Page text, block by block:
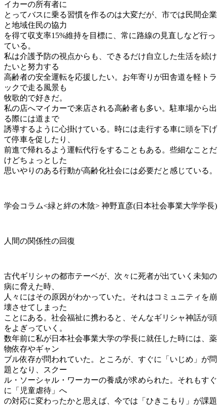
イカーの所有者に
とってバスに乗る習慣を作るのは大変だが、市では民間企業
と地域住民の協力
を得て収支率15%維持を目標に、常に路線の見直しなど行っ
ている。
私は介護予防の視点からも、できるだけ自立した生活を続け
たいと努力する
高齢者の安全運転を応援したい。お年寄りが田舎道を軽トラ
ックで走る風景も
牧歌的で好きだ。
私の店へマイカーで来店される高齢者も多い。駐車場から出
る際には道まで
誘導するように心掛けている。時には走行する車に頭を下げ
て停車を促したり、
前進で帰れるよう運転代行をすることもある。些細なことだ
けどちょっとした
思いやりのある行動が高齢化社会には必要だと感じている。
学会コラム<緑と絆の木陰> 神野直彦(日本社会事業大学学長)
人間の関係性の回復
古代ギリシャの都市テーベが、次々に死者が出ていく未知の
病に脅えた時、
人々にはその原因がわかっていた。それはコミュニティを崩
壊させてしまった
ことにある。社会福祉に携わると、そんなギリシャ神話が頭
をよぎっていく。
数年前に私が日本社会事業大学の学長に就任した時には、薬
物依存やギャン
ブル依存が問われていた。ところが、すぐに「いじめ」が問
題となり、スクー
ル・ソーシャル・ワーカーの養成が求められた。それもすぐ
に「児童虐待」へ
の対応に変わったかと思えば、今では「ひきこもり」が課題